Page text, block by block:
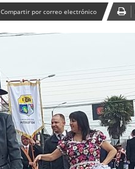
Compartir por correo electrónico